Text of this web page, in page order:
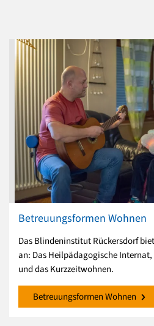
Betreuungsformen Wohnen
Das Blindeninstitut Rückersdorf
an: Das Heilpädagogische
und das Kurzzeitwohnen.
Betreuungsformen Wohnen